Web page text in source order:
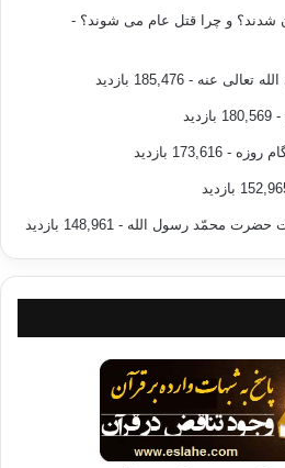
سخن این است که فیلسوفان اهل اندیشه و تفکر، اما
المعرفه-دکتر زبیدی ص146)
به فارابی به دلیل تعلق خاطرش به
منطق»، تنها از سوی دانشمندان اهل سنت
به رد فارابی و طرفداران فلسفه پرداختند.
کتابی در این باره تالیف کرد و عبارت «من
را چایگزین دین خداکند، نامسلمان
ابتداي‌
كتاب‌ «بازسازي‌ فكر ديني‌ در
شدند؟ و چرا قتل عام می شوند؟ -
تعالی عنه - 185,476 بازدید
- 180,569 بازدید
روزه - 173,616 بازدید
حضرت محمّد رسول الله - 148,961 بازدید